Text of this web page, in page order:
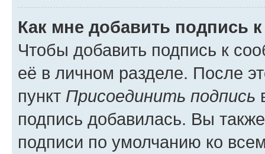
Как мне добавить подпись
Чтобы добавить подпись к
её в личном разделе. После
пункт Присоединить подпись
подпись добавилась. Вы
подписи по умолчанию ко